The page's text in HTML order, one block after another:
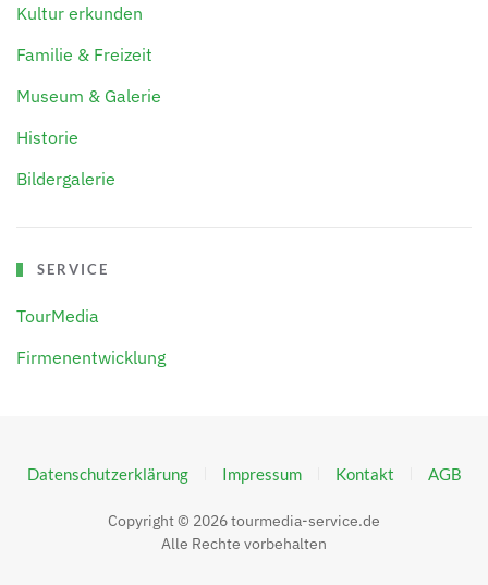
Kultur erkunden
Familie & Freizeit
Museum & Galerie
Historie
Bildergalerie
SERVICE
TourMedia
Firmenentwicklung
Datenschutzerklärung Impressum Kontakt AGB
Copyright © 2026tourmedia-service.de
Alle Rechte vorbehalten